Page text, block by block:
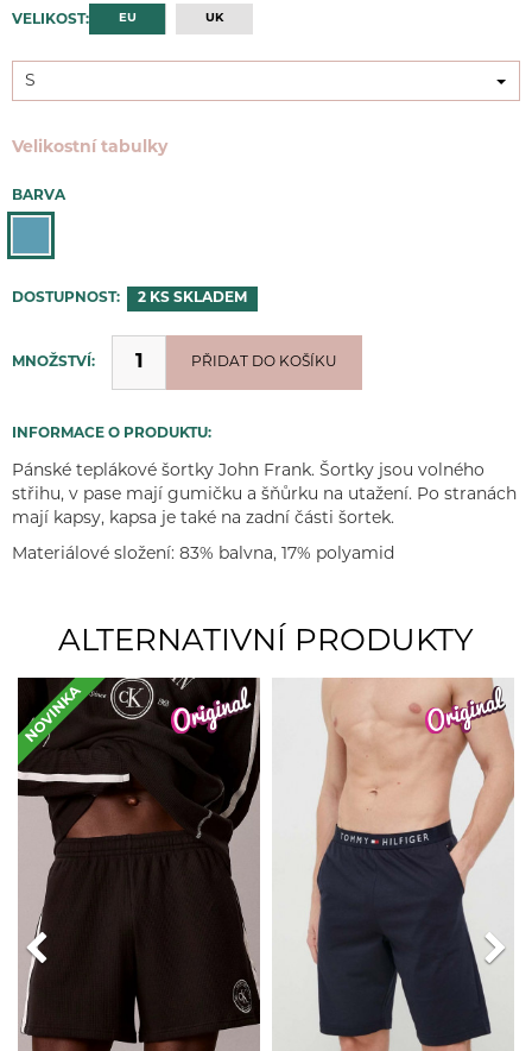
VELIKOST: EU UK
S
S
Velikostní tabulky
BARVA
DOSTUPNOST: 2 KS SKLADEM
MNOŽSTVÍ:
PŘIDÁNO PŘIDAT DO KOŠÍKU
INFORMACE O PRODUKTU:
Pánské teplákové šortky John Frank. Šortky jsou volného
střihu, v pase mají gumičku a šňůrku na utažení. Po stranách
mají kapsy, kapsa je také na zadní části šortek.
Materiálové složení: 83% balvna, 17% polyamid
ALTERNATIVNÍ PRODUKTY
NOVINKA